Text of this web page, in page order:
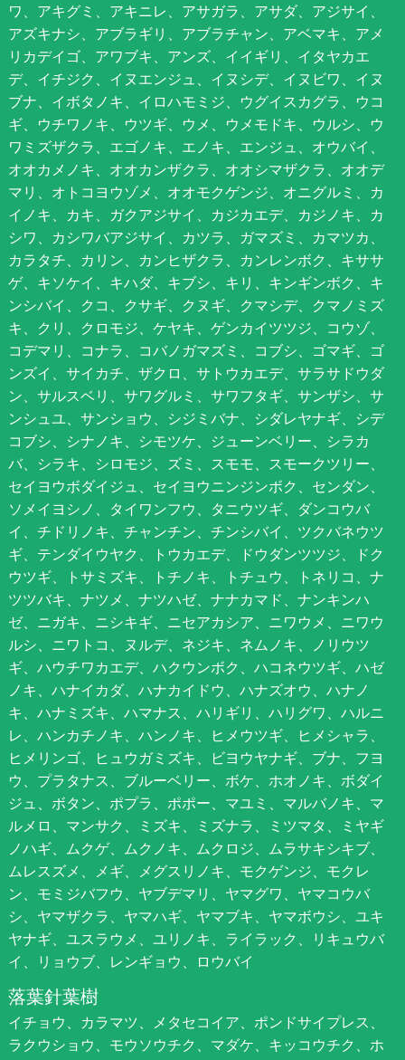
ワ、アキグミ、アキニレ、アサガラ、アサダ、アジサイ、
アズキナシ、アブラギリ、アブラチャン、アベマキ、アメ
リカデイゴ、アワブキ、アンズ、イイギリ、イタヤカエ
デ、イチジク、イヌエンジュ、イヌシデ、イヌビワ、イヌ
ブナ、イボタノキ、イロハモミジ、ウグイスカグラ、ウコ
ギ、ウチワノキ、ウツギ、ウメ、ウメモドキ、ウルシ、ウ
ワミズザクラ、エゴノキ、エノキ、エンジュ、オウバイ、
オオカメノキ、オオカンザクラ、オオシマザクラ、オオデ
マリ、オトコヨウゾメ、オオモクゲンジ、オニグルミ、カ
イノキ、カキ、ガクアジサイ、カジカエデ、カジノキ、カ
シワ、カシワバアジサイ、カツラ、ガマズミ、カマツカ、
カラタチ、カリン、カンヒザクラ、カンレンボク、キササ
ゲ、キソケイ、キハダ、キブシ、キリ、キンギンボク、キ
ンシバイ、クコ、クサギ、クヌギ、クマシデ、クマノミズ
キ、クリ、クロモジ、ケヤキ、ゲンカイツツジ、コウゾ、
コデマリ、コナラ、コバノガマズミ、コブシ、ゴマギ、ゴ
ンズイ、サイカチ、ザクロ、サトウカエデ、サラサドウダ
ン、サルスベリ、サワグルミ、サワフタギ、サンザシ、サ
ンシュユ、サンショウ、シジミバナ、シダレヤナギ、シデ
コブシ、シナノキ、シモツケ、ジューンベリー、シラカ
バ、シラキ、シロモジ、ズミ、スモモ、スモークツリー、
セイヨウボダイジュ、セイヨウニンジンボク、センダン、
ソメイヨシノ、タイワンフウ、タニウツギ、ダンコウバ
イ、チドリノキ、チャンチン、チンシバイ、ツクバネウツ
ギ、テンダイウヤク、トウカエデ、ドウダンツツジ、ドク
ウツギ、トサミズキ、トチノキ、トチュウ、トネリコ、ナ
ツツバキ、ナツメ、ナツハゼ、ナナカマド、ナンキンハ
ゼ、ニガキ、ニシキギ、ニセアカシア、ニワウメ、ニワウ
ルシ、ニワトコ、ヌルデ、ネジキ、ネムノキ、ノリウツ
ギ、ハウチワカエデ、ハクウンボク、ハコネウツギ、ハゼ
ノキ、ハナイカダ、ハナカイドウ、ハナズオウ、ハナノ
キ、ハナミズキ、ハマナス、ハリギリ、ハリグワ、ハルニ
レ、ハンカチノキ、ハンノキ、ヒメウツギ、ヒメシャラ、
ヒメリンゴ、ヒュウガミズキ、ビヨウヤナギ、ブナ、フヨ
ウ、プラタナス、ブルーベリー、ボケ、ホオノキ、ボダイ
ジュ、ボタン、ポプラ、ポポー、マユミ、マルバノキ、マ
ルメロ、マンサク、ミズキ、ミズナラ、ミツマタ、ミヤギ
ノハギ、ムクゲ、ムクノキ、ムクロジ、ムラサキシキブ、
ムレスズメ、メギ、メグスリノキ、モクゲンジ、モクレ
ン、モミジバフウ、ヤブデマリ、ヤマグワ、ヤマコウバ
シ、ヤマザクラ、ヤマハギ、ヤマブキ、ヤマボウシ、ユキ
ヤナギ、ユスラウメ、ユリノキ、ライラック、リキュウバ
イ、リョウブ、レンギョウ、ロウバイ
落葉針葉樹
イチョウ、カラマツ、メタセコイア、ポンドサイプレス、
ラクウショウ、モウソウチク、マダケ、キッコウチク、ホ